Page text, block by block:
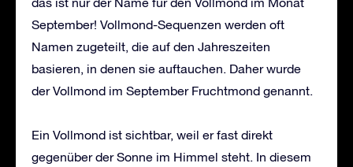
September! Vollmond-Sequenzen werden oft
Namen zugeteilt, die auf den Jahreszeiten
basieren, in denen sie auftauchen. Daher wurde
der Vollmond im September Fruchtmond genannt.
Ein Vollmond ist sichtbar, weil er fast direkt
gegenüber der Sonne im Himmel steht. In diesem